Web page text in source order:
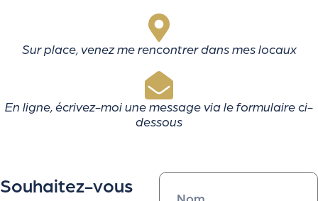
Sur place, venez me rencontrer dans mes locaux
En ligne, écrivez-moi une message via le formulaire ci-
dessous
Souhaitez-vous